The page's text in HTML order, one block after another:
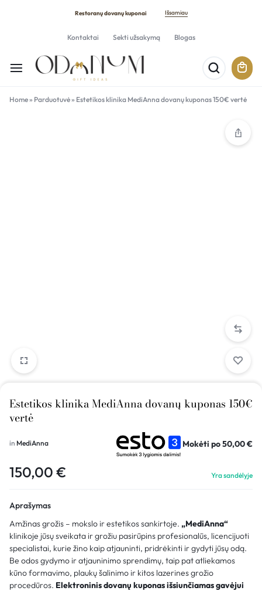
Restoranų dovanų kuponai Išsamiau
Kontaktai Sekti užsakymą Blogas
Home» Parduotuvė» Estetikos klinika MediAnna dovanų kuponas 150€ vertė
Estetikos klinika MediAnna dovanų kuponas 150€
vertė
in MediAnna Mokėti po50,00€
150,00 € Yra sandėlyje
Aprašymas
Amžinas grožis – mokslo ir estetikos sankirtoje. „MediAnna“
klinikoje jūsų sveikata ir grožiu pasirūpins profesionalūs, licencijuoti
specialistai, kurie žino kaip atjauninti, pridrėkinti ir gydyti jūsų odą.
Be odos gydymo ir atjauninimo sprendimų, taip pat atliekamos
kūno formavimo, plaukų šalinimo ir kitos lazerines grožio
procedūros. Elektroninis dovanų kuponas išsiunčiamas gavėjui